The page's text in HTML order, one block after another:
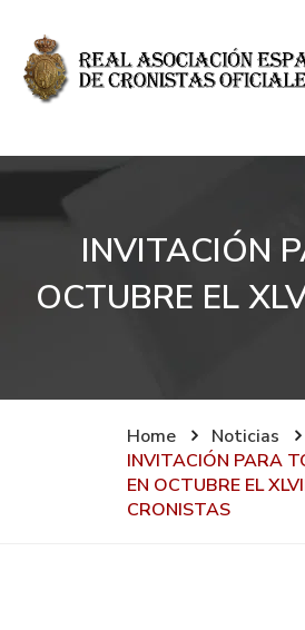
INVITACIÓN
OCTUBRE EL
Home
Noticias
INVITACIÓN PARA
EN OCTUBRE EL
CRONISTAS